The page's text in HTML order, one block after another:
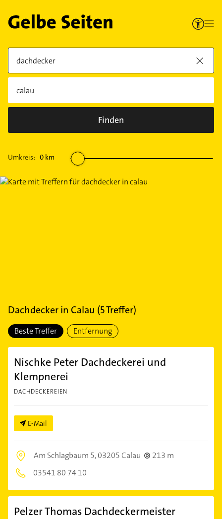
Finden
Umkreis: 0 km
Dachdeckerin Calau (5Treffer)
Beste Treffer Entfernung
Nischke Peter Dachdeckerei und
Klempnerei
DACHDECKEREIEN
E-Mail
Am Schlagbaum 5,03205 Calau
213 m
03541 80 74 10
Pelzer Thomas Dachdeckermeister